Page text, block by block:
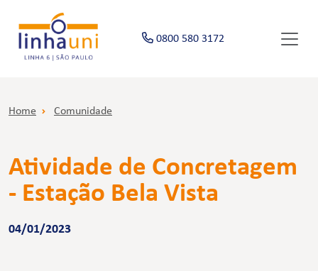
0800 580 3172
Home Comunidade
Atividade de Concretagem
- Estação Bela Vista
04/01/2023